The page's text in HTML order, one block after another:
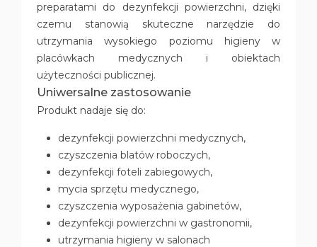
preparatami do dezynfekcji powierzchni, dzięki
czemu stanowią skuteczne narzędzie do
utrzymania wysokiego poziomu higieny w
placówkach medycznych i obiektach
użyteczności publicznej.
Uniwersalne zastosowanie
Produkt nadaje się do:
dezynfekcji powierzchni medycznych,
czyszczenia blatów roboczych,
dezynfekcji foteli zabiegowych,
mycia sprzętu medycznego,
czyszczenia wyposażenia gabinetów,
dezynfekcji powierzchni w gastronomii,
utrzymania higieny w salonach